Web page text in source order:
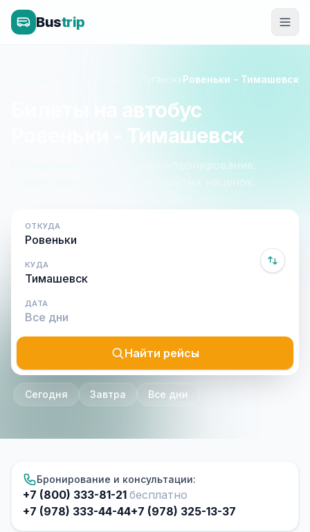
Bustrip
»Ровеньки - Тимашевск
Билеты на автобус
Ровеньки - Тимашевск
Расписание, цены и онлайн-бронирование.
Оплата при посадке, без скрытых наценок.
ОТКУДА
КУДА
ДАТА
Найти рейсы
Сегодня Завтра Все дни
Бронирование и консультации:
+7 (800) 333-81-21 бесплатно
+7 (978) 333-44-44+7 (978) 325-13-37